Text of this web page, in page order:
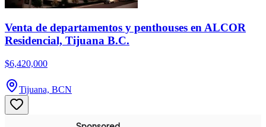
Venta de departamentos y penthouses en ALCOR
Residencial, Tijuana B.C.
$6,420,000
Tijuana, BCN